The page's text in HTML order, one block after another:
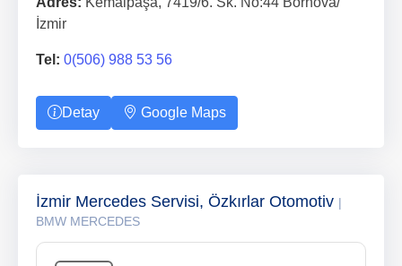
İzmir
Tel: 0(506) 988 53 56
Detay Google Maps
İzmir Mercedes Servisi, Özkırlar Otomotiv |
BMW MERCEDES